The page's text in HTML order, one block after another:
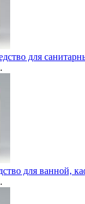
для
для ванной,